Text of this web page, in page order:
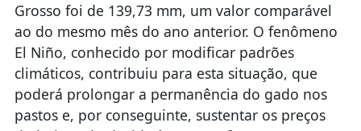
Grosso foi de 139,73 mm, um valor comparável
ao do mesmo mês do ano anterior. O fenômeno
El Niño, conhecido por modificar padrões
climáticos, contribuiu para esta situação, que
poderá prolongar a permanência do gado nos
pastos e, por conseguinte, sustentar os preços